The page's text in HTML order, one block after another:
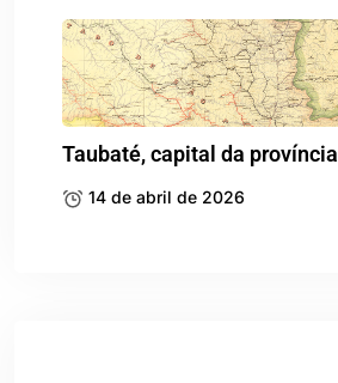
Taubaté, capital da província
14 de abril de 2026